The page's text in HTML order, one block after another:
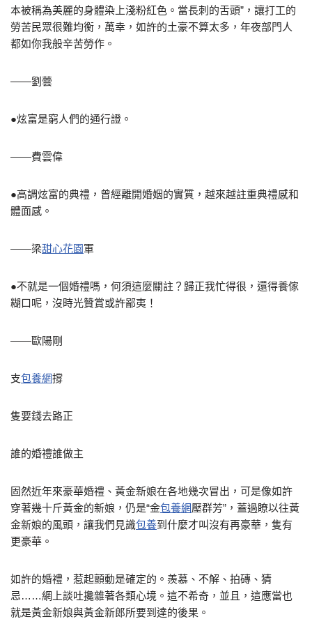
本被稱為美麗的身體染上淺粉紅色。當長刺的舌頭”，讓打工的
勞苦民眾很難均衡，萬幸，如許的土豪不算太多，年夜部門人
都如你我般辛苦勞作。
——劉蕓
●炫富是窮人們的通行證。
——費雲偉
●高調炫富的典禮，曾經離開婚姻的實質，越來越註重典禮感和
體面感。
——梁甜心花園軍
●不就是一個婚禮嗎，何須這麼關註？歸正我忙得很，還得養傢
糊口呢，沒時光贊賞或許鄙夷！
——歐陽剛
支包養網撐
隻要錢去路正
誰的婚禮誰做主
固然近年來豪華婚禮、黃金新娘在各地幾次冒出，可是像如許
穿著幾十斤黃金的新娘，仍是“金包養網壓群芳”，蓋過瞭以往黃
金新娘的風頭，讓我們見識包養到什麼才叫沒有再豪華，隻有
更豪華。
如許的婚禮，惹起顫動是確定的。羨慕、不解、拍磚、猜
忌……網上談吐攙雜著各類心境。這不希奇，並且，這應當也
就是黃金新娘與黃金新郎所要到達的後果。